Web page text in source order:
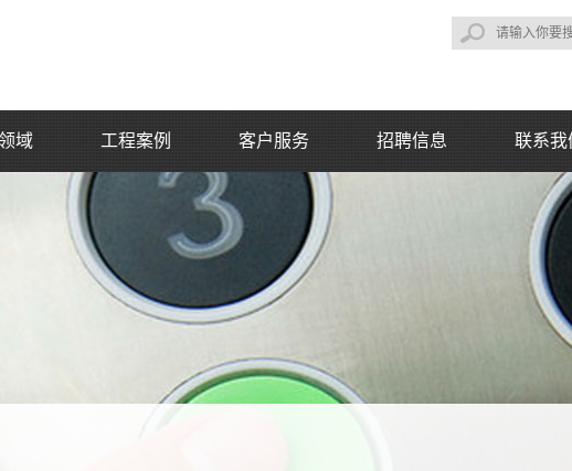
域 工程案例
工程项目
客户服务 招聘信息 联系我
联系方式
在线留言